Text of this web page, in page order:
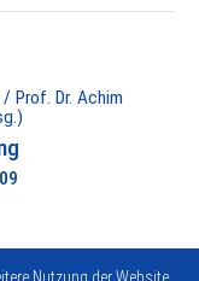
Prof. Dr. Achim